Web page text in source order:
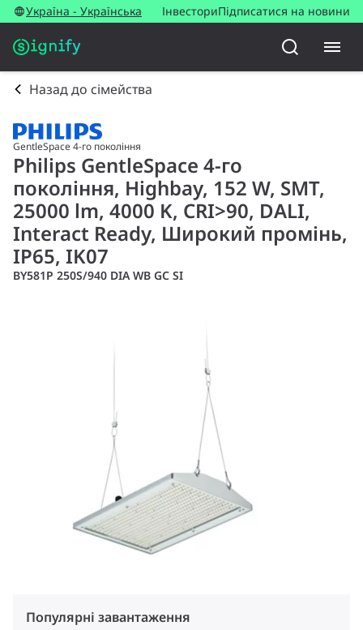
Україна - Українська ІнвесториПідписатися на новини
Назад до сімейства
GentleSpace 4-го покоління
Philips GentleSpace 4-го
покоління, Highbay, 152 W, SMT,
25000 lm, 4000 K, CRI>90, DALI,
Interact Ready, Широкий промінь,
IP65, IK07
BY581P 250S/940 DIA WB GC SI
Популярні завантаження